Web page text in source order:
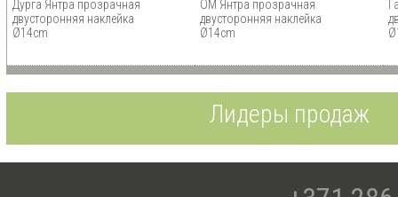
Дурга Янтра прозрачная
двусторонняя наклейка
Ø14cm
OM Янтра прозрачная
двусторонняя наклейка
Ø14cm
Лидеры продаж